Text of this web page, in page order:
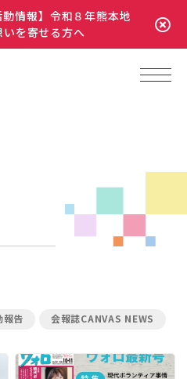
動情報】令和８年熊本地
を寄せる方へ
報告 会報誌CANVAS NEWS